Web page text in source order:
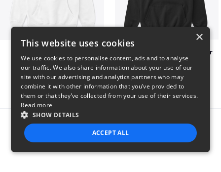
$41
Dog Mother Geology Lover
$41
Report this product
×
This website uses cookies
We use cookies to personalise content, ads and to analyse
our traffic. We also share information about your use of our
site with our advertising and analytics partners who may
combine it with other information that you’ve provided to
them or that they’ve collected from your use of their services.
Read more
SHOW DETAILS
ACCEPT ALL
STRICTLY NECESSARY PERFORMANCE